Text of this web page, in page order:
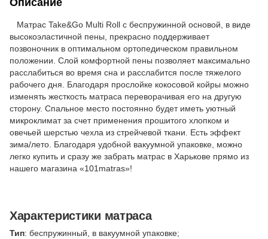
Матрас Take&Go Multi Roll c беспружинной основой, в виде
высокоэластичной пены, прекрасно поддерживает
позвоночник в оптимальном ортопедическом правильном
положении. Слой комфортной пены позволяет максимально
расслабиться во время сна и расслабится после тяжелого
рабочего дня. Благодаря прослойке кокосовой койры можно
изменять жесткость матраса переворачивая его на другую
сторону. Cпальное место постоянно будет иметь уютный
микроклимат за счет применения прошитого хлопком и
овечьей шерстью чехла из стрейчевой ткани. Есть эффект
зима/лето. Благодаря удобной вакуумной упаковке, можно
легко купить и сразу же забрать матрас в Харькове прямо из
нашего магазина «101matras»!
Характеристики матраса
Тип: беспружинный, в вакуумной упаковке;